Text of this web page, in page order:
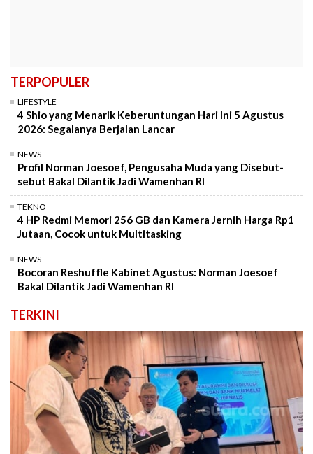
TERPOPULER
LIFESTYLE
4 Shio yang Menarik Keberuntungan Hari Ini 5 Agustus
2026: Segalanya Berjalan Lancar
NEWS
Profil Norman Joesoef, Pengusaha Muda yang Disebut-
sebut Bakal Dilantik Jadi Wamenhan RI
TEKNO
4 HP Redmi Memori 256 GB dan Kamera Jernih Harga Rp1
Jutaan, Cocok untuk Multitasking
NEWS
Bocoran Reshuffle Kabinet Agustus: Norman Joesoef
Bakal Dilantik Jadi Wamenhan RI
TERKINI